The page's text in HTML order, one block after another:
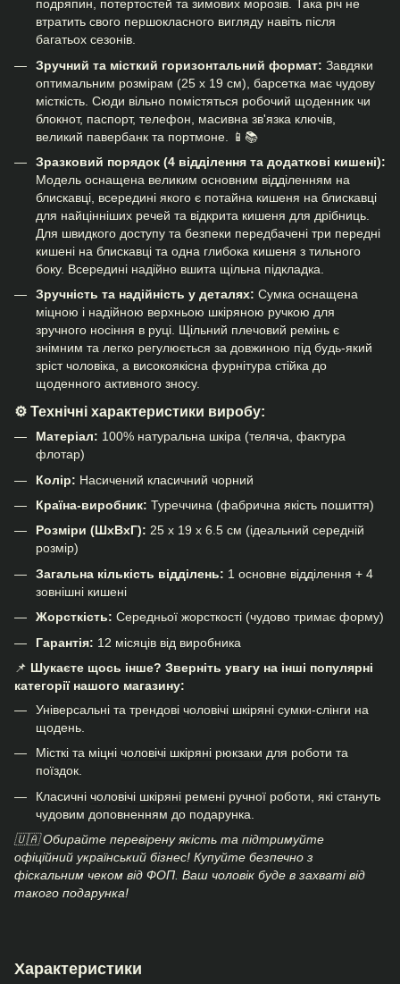
подряпин, потертостей та зимових морозів. Така річ не
втратить свого першокласного вигляду навіть після
багатьох сезонів.
Зручний та місткий горизонтальний формат: Завдяки
оптимальним розмірам (25 х 19 см), барсетка має чудову
місткість. Сюди вільно помістяться робочий щоденник чи
блокнот, паспорт, телефон, масивна зв'язка ключів,
великий павербанк та портмоне. 📱📚
Зразковий порядок (4 відділення та додаткові кишені):
Модель оснащена великим основним відділенням на
блискавці, всередині якого є потайна кишеня на блискавці
для найцінніших речей та відкрита кишеня для дрібниць.
Для швидкого доступу та безпеки передбачені три передні
кишені на блискавці та одна глибока кишеня з тильного
боку. Всередині надійно вшита щільна підкладка.
Зручність та надійність у деталях: Сумка оснащена
міцною і надійною верхньою шкіряною ручкою для
зручного носіння в руці. Щільний плечовий ремінь є
знімним та легко регулюється за довжиною під будь-який
зріст чоловіка, а високоякісна фурнітура стійка до
щоденного активного зносу.
⚙️ Технічні характеристики виробу:
Матеріал: 100% натуральна шкіра (теляча, фактура
флотар)
Колір: Насичений класичний чорний
Країна-виробник: Туреччина (фабрична якість пошиття)
Розміри (ШхВхГ): 25 х 19 х 6.5 см (ідеальний середній
розмір)
Загальна кількість відділень: 1 основне відділення + 4
зовнішні кишені
Жорсткість: Середньої жорсткості (чудово тримає форму)
Гарантія: 12 місяців від виробника
📌 Шукаєте щось інше? Зверніть увагу на інші популярні
категорії нашого магазину:
Універсальні та трендові чоловічі шкіряні сумки-слінги на
щодень.
Місткі та міцні чоловічі шкіряні рюкзаки для роботи та
поїздок.
Класичні чоловічі шкіряні ремені ручної роботи, які стануть
чудовим доповненням до подарунка.
🇺🇦 Обирайте перевірену якість та підтримуйте
офіційний український бізнес! Купуйте безпечно з
фіскальним чеком від ФОП. Ваш чоловік буде в захваті від
такого подарунка!
Характеристики